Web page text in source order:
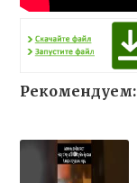
Рекомендуем: